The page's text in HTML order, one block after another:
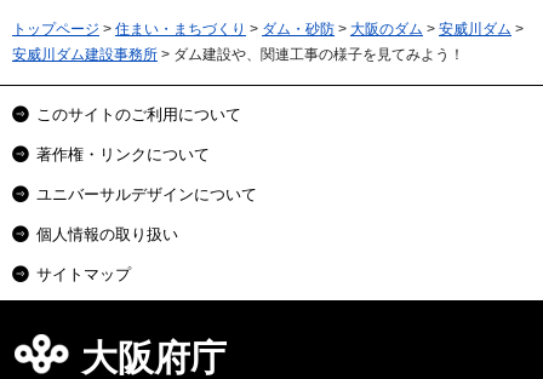
トップページ > 住まい・まちづくり > ダム・砂防 > 大阪のダム > 安威川ダム >
安威川ダム建設事務所 > ダム建設や、関連工事の様子を見てみよう！
このサイトのご利用について
著作権・リンクについて
ユニバーサルデザインについて
個人情報の取り扱い
サイトマップ
大阪府庁